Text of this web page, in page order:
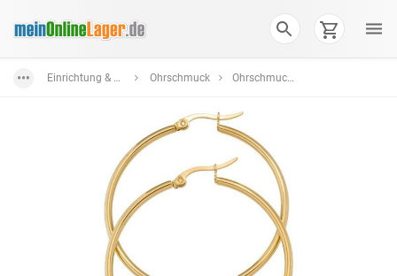
Einrichtung & Wohnaccessoires Ohrschmuck Ohrschmuck aus Edelstahl